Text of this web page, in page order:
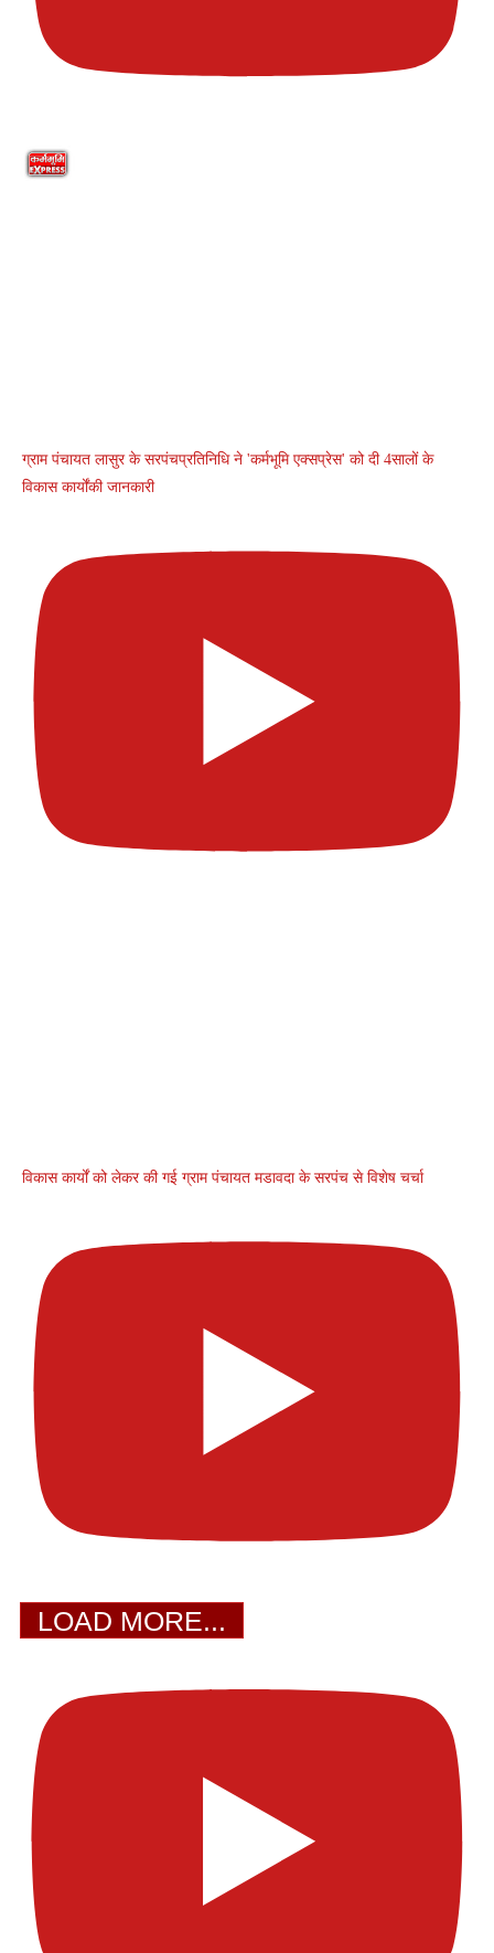
ग्राम पंचायत लासुर के सरपंचप्रतिनिधि ने 'कर्मभूमि एक्सप्रेस' को दी 4सालों के
विकास कार्योंकी जानकारी
विकास कार्यों को लेकर की गई ग्राम पंचायत मडावदा के सरपंच से विशेष चर्चा
LOAD MORE...